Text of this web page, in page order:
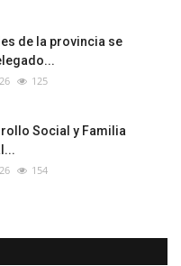
de la provincia se
125
Social y Familia
154